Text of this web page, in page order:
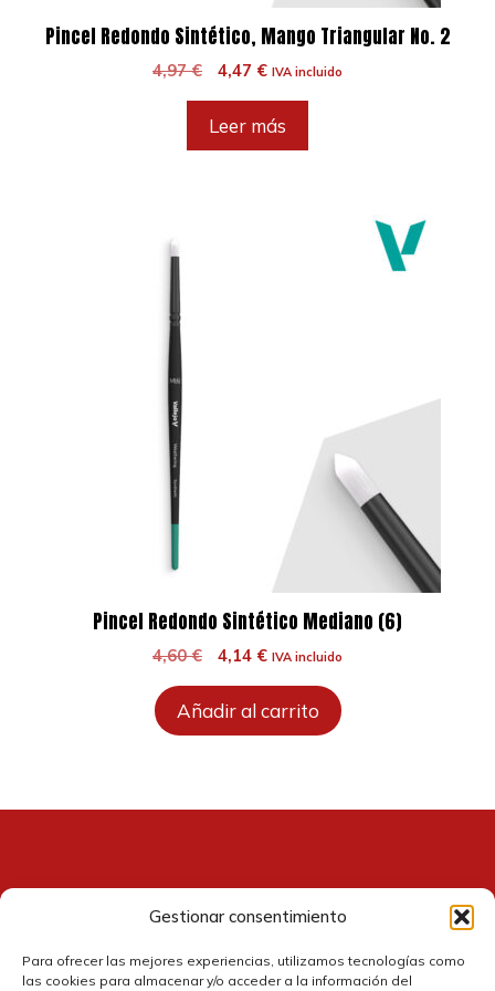
Gestionar consentimiento
Para ofrecer las mejores experiencias, utilizamos tecnologías como
las cookies para almacenar y/o acceder a la información del
Pincel Redondo Sintético, Mango Triangular No. 2
4,97€
El
original
era:
4,47 €El
actual
es:
IVA incluido
Leer más
Pincel Redondo Sintético Mediano (6)
4,60€
El
original
era:
4,14 €El
actual
es:
IVA incluido
Añadir al carrito
Contacto